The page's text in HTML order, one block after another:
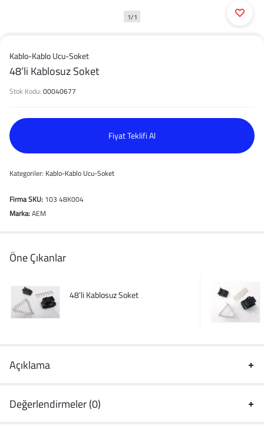
1/1
Kablo-Kablo Ucu-Soket
48’li Kablosuz Soket
Stok Kodu: 00040677
Fiyat Teklifi Al
Kategoriler: Kablo-Kablo Ucu-Soket
Firma SKU: 103 48K004
Marka:AEM
Öne Çıkanlar
48'li Kablosuz Soket
Açıklama
Değerlendirmeler (0)